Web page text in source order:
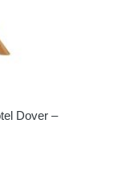
Dover –